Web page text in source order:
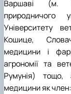
Варшаві (м.
природничого
Університету
Кошице,
медицини і
агрономії та
Румунія) тощо,
медицини як член: